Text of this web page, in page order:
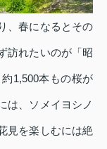
、春になるとその
訪れたいのが「昭
1,500本もの桜が
は、ソメイヨシノ
見を楽しむには絶